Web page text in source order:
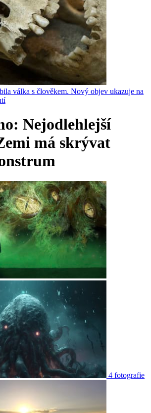
válka s člověkem. Nový objev ukazuje na
Nejodlehlejší
má skrývat
4 fotografie